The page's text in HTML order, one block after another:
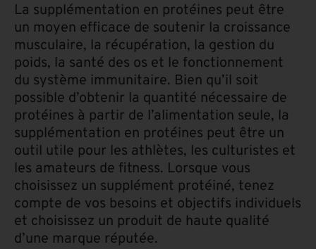
La supplémentation en protéines peut être
un moyen efficace de soutenir la croissance
musculaire, la récupération, la gestion du
poids, la santé des os et le fonctionnement
du système immunitaire. Bien qu’il soit
possible d’obtenir la quantité nécessaire de
protéines à partir de l’alimentation seule, la
supplémentation en protéines peut être un
outil utile pour les athlètes, les culturistes et
les amateurs de fitness. Lorsque vous
choisissez un supplément protéiné, tenez
compte de vos besoins et objectifs individuels
et choisissez un produit de haute qualité
d’une marque réputée.